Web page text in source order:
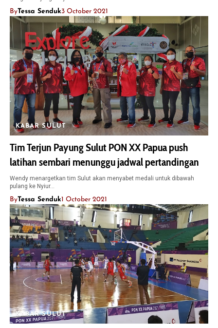
ByTessa Senduk3 October 2021
KABAR SULUT
Tim Terjun Payung Sulut PON XX Papua push
latihan sembari menunggu jadwal pertandingan
Wendy menargetkan tim Sulut akan menyabet medali untuk dibawah
pulang ke Nyiur…
ByTessa Senduk1 October 2021
KABAR SULUT